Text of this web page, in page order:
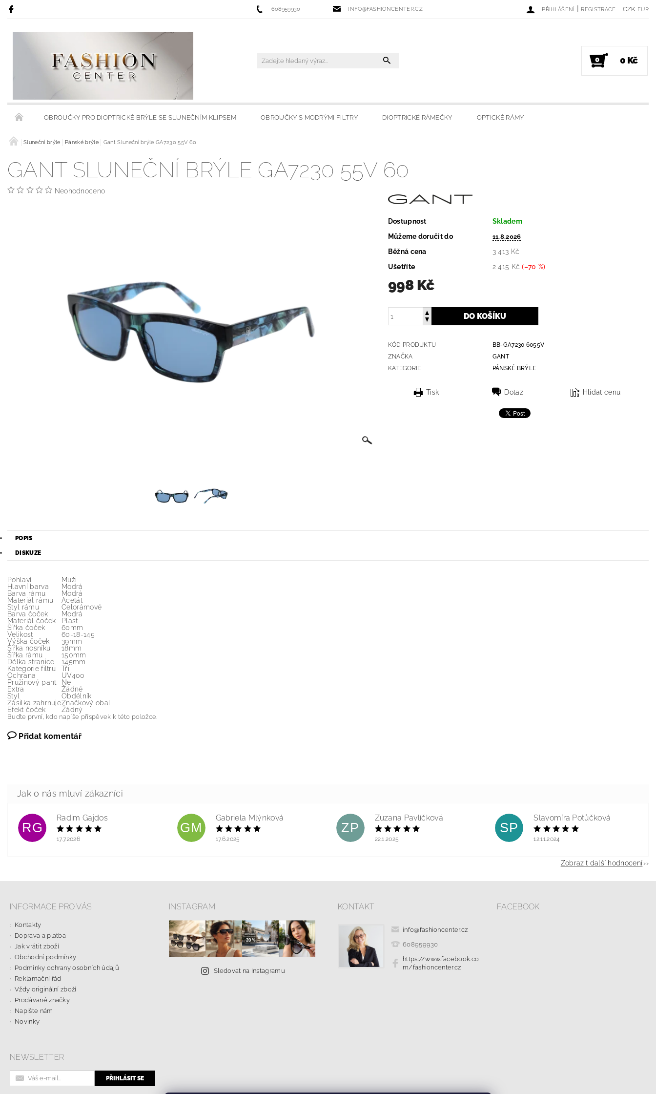
608959930 INFO@FASHIONCENTER.CZ CZK EUR
PŘIHLÁŠENÍ | REGISTRACE
0 0 Kč
OBROUČKY PRO DIOPTRICKÉ BRÝLE SE SLUNEČNÍM KLIPSEM OBROUČKY S MODRÝMI FILTRY DIOPTRICKÉ RÁMEČKY OPTICKÉ RÁMY
RÁMY S KLIPSY NA SLUNEČNÍ BRÝLE RÁMCE S MODRÝMI FILTRY
OBCHODNÍ PODMÍNKY KONTAKTY HODNOCENÍ OBCHODU MOJE OBLÍBENÉ
Sluneční brýle Pánské brýle Gant Sluneční brýle GA7230 55V 60
GANT SLUNEČNÍ BRÝLE GA7230 55V 60
Neohodnoceno
Dostupnost
Skladem
Můžeme doručit do
11.8.2026
Běžná cena
3 413 Kč
Ušetříte
2 415 Kč(–70 %)
998 Kč
KÓD PRODUKTU
BB-GA7230 6055V
ZNAČKA
GANT
KATEGORIE
PÁNSKÉ BRÝLE
Tisk Dotaz Hlídat cenu
POPIS
DISKUZE
Pohlaví
Muži
Hlavní barva
Modrá
Barva rámu
Modrá
Materiál rámu
Acetát
Styl rámu
Celorámové
Barva čoček
Modrá
Materiál čoček
Plast
Šířka čoček
60mm
Velikost
60-18-145
Výška čoček
39mm
Šířka nosníku
18mm
Šířka rámu
150mm
Délka stranice
145mm
Kategorie filtru
Tři
Ochrana
UV400
Pružinový pant
Ne
Extra
Žádné
Styl
Obdélník
Zásilka zahrnujeZnačkový obal
Efekt čoček
Žádný
Buďte první, kdo napíše příspěvek k této položce.
Přidat komentář
RG
Radim Gajdos
17.7.2026
GM
Gabriela Mlýnková
17.6.2025
ZP
Zuzana Pavlíčková
22.1.2025
SP
Slavomíra Potůčková
12.11.2024
Zobrazit další hodnocení
INFORMACE PRO VÁS
Kontakty
Doprava a platba
Jak vrátit zboží
Obchodní podmínky
Podmínky ochrany osobních údajů
Reklamační řád
Vždy originální zboží
Prodávané značky
Napište nám
Novinky
INSTAGRAM
Sledovat na Instagramu
KONTAKT
info@fashioncenter.cz
608959930
https://www.facebook.co
m/fashioncenter.cz
FACEBOOK
NEWSLETTER